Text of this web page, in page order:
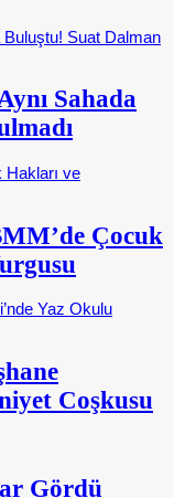
Sahada
Çocuk
Coşkusu
Gördü